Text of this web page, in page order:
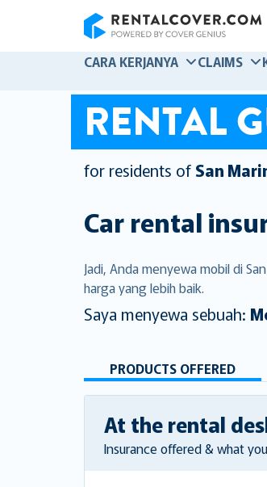
CARA KERJANYA
CLAIMS
RENTAL
for residents of San
Car rental
Jadi, Anda menyewa mobil di
harga yang lebih baik.
Saya menyewa sebuah:
PRODUCTS OFFERED
At the rental
Insurance offered & what